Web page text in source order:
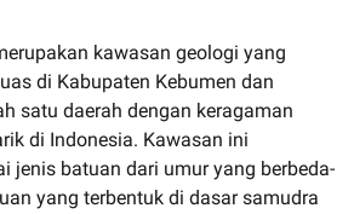
kawasan geologi yang
di Kabupaten Kebumen dan
satu daerah dengan keragaman
di Indonesia. Kawasan ini
jenis batuan dari umur yang berbeda-
yang terbentuk di dasar samudra